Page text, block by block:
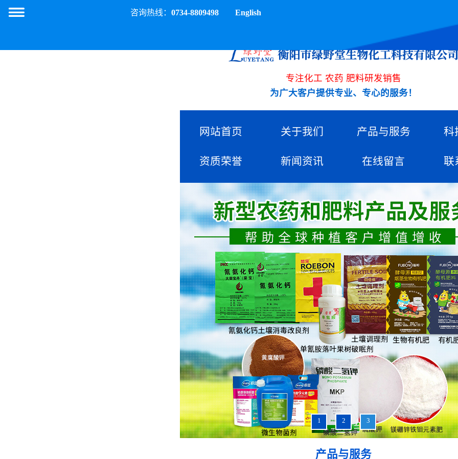
咨询热线：0734-8809498 English
专注化工 农药 肥料研发销售
为广大客户提供专业、专心的服务！
网站首页 关于我们 产品与服务 科
资质荣誉 新闻资讯 在线留言 联
1 2 3
产品与服务